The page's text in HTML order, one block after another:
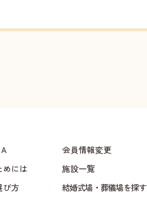
めには
び方
会員情報変更
施設一覧
結婚式場・葬儀場を探す